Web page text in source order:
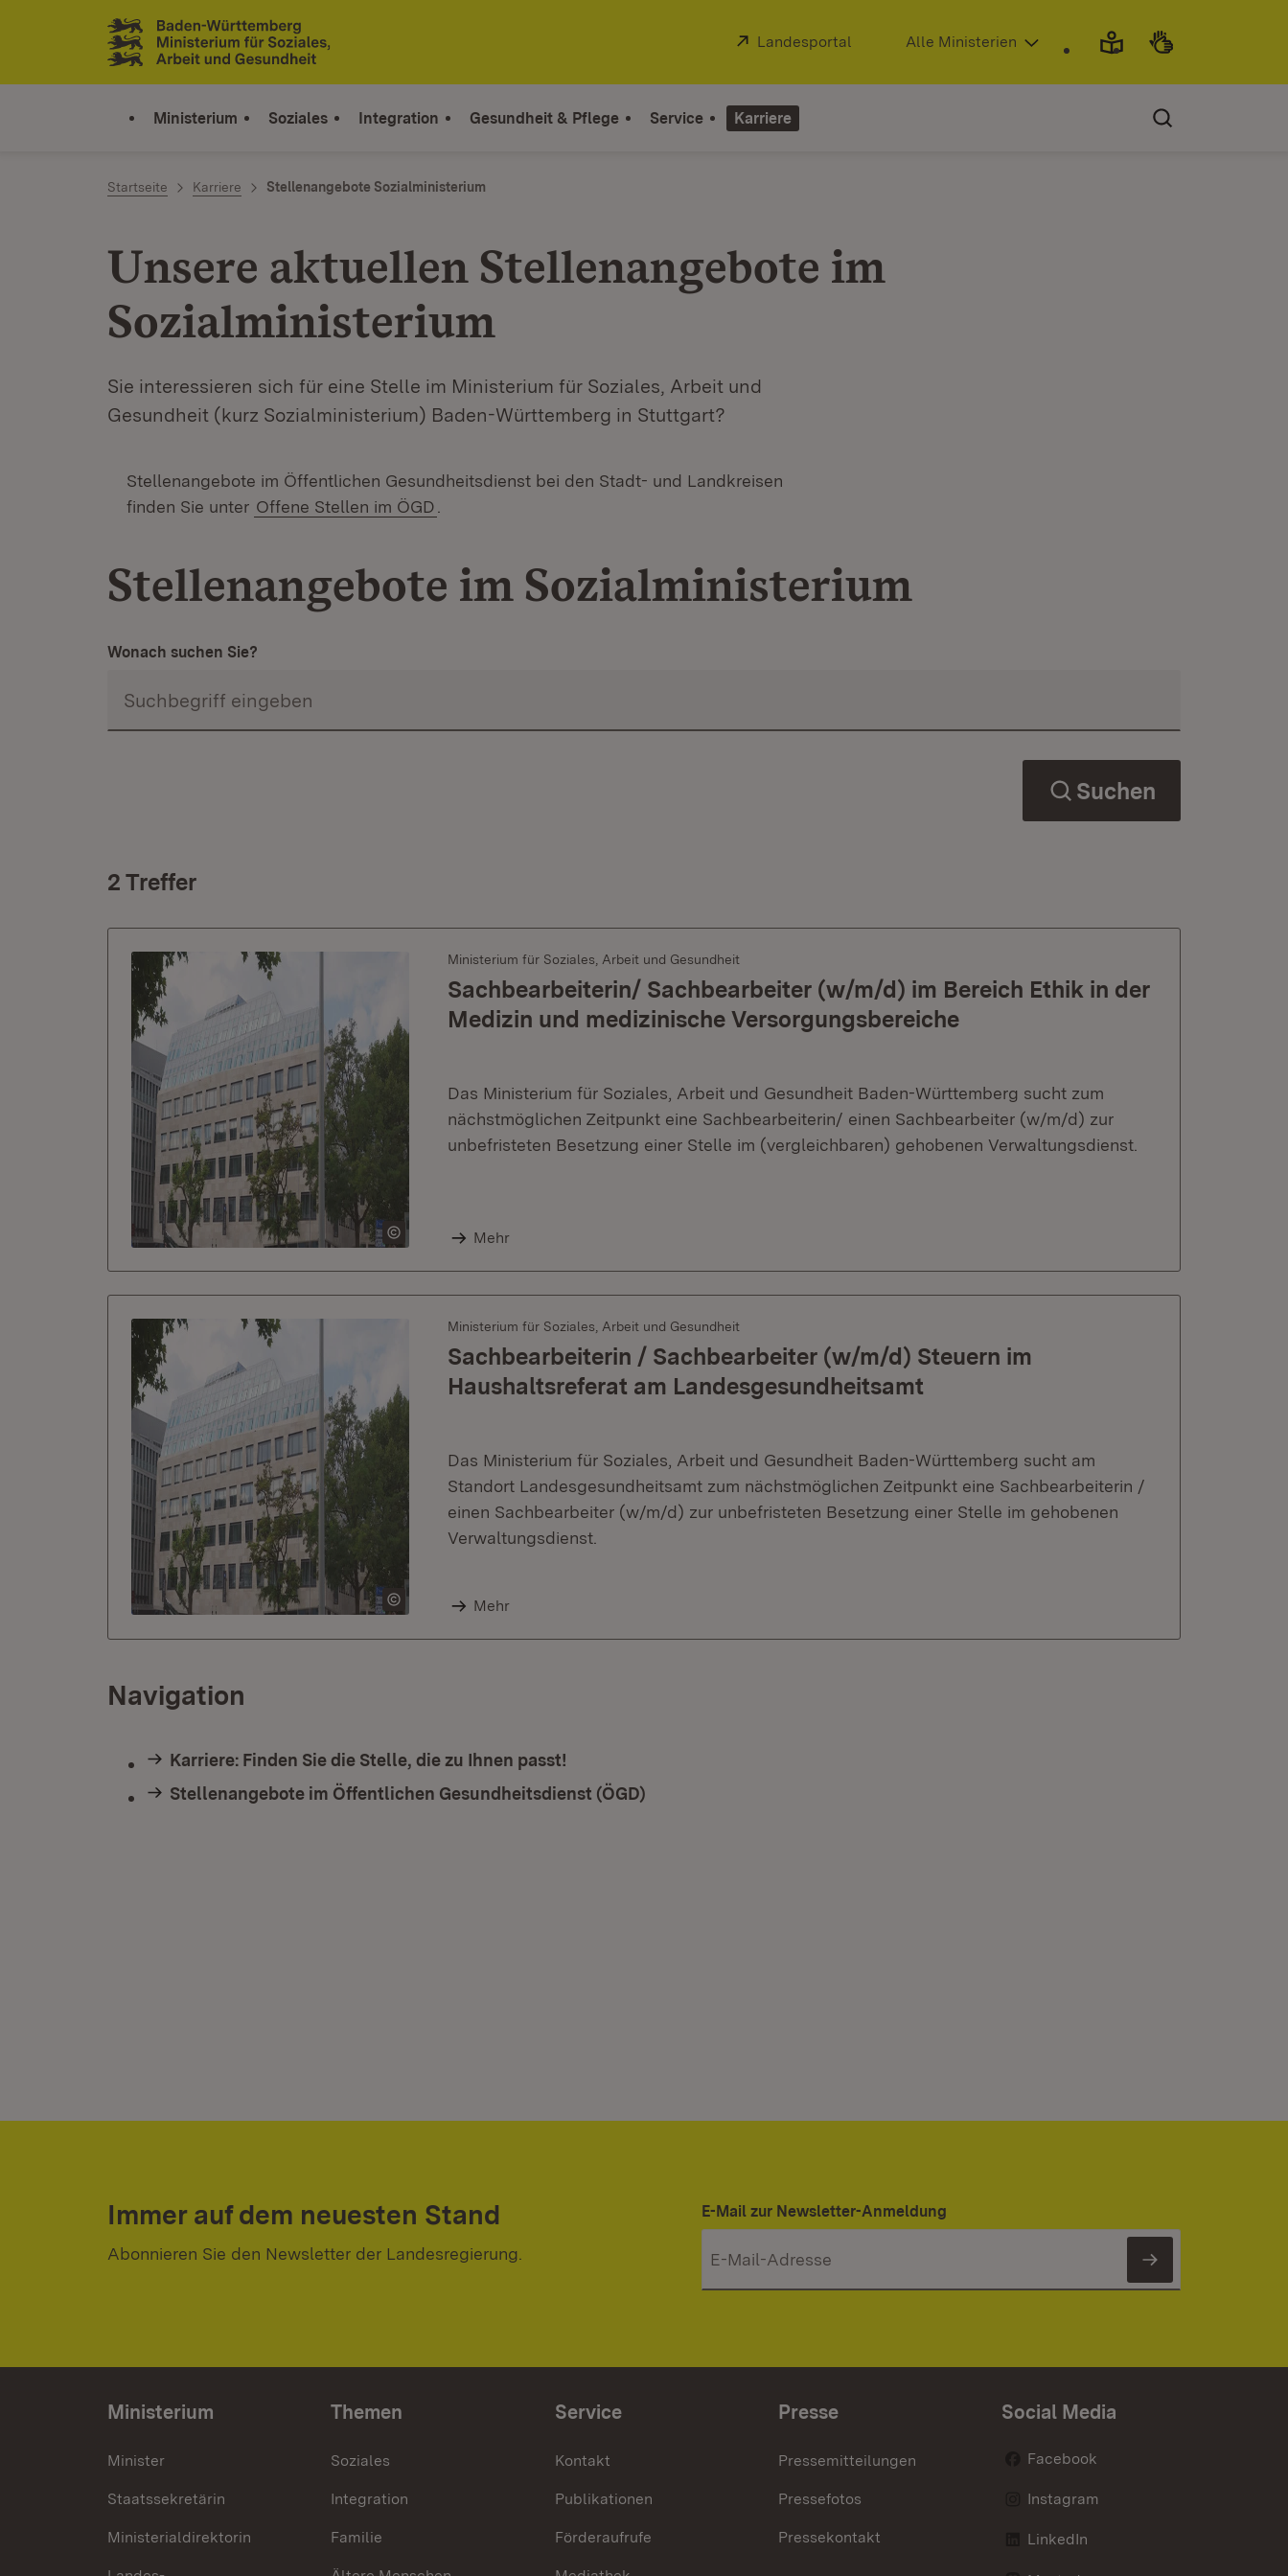
Zum Inhalt springen
Link zur Startseite
Extern:
Landesportal (Öffnet in neuem Fenster)
Alle Ministerien
Ministerium Soziales Integration Gesundheit & Pflege Service Karriere
Startseite Karriere Stellenangebote Sozialministerium
Unsere aktuellen Stellenangebote im
Sozialministerium
Sie interessieren sich für eine Stelle im Ministerium für Soziales, Arbeit und
Gesundheit (kurz Sozialministerium) Baden-Württemberg in Stuttgart?
Stellenangebote im Öffentlichen Gesundheitsdienst bei den Stadt- und Landkreisen
finden Sie unter Offene Stellen im ÖGD
Stellenangebote im Sozialministerium
Wonach suchen Sie?
Suchen
2 Treffer
Ministerium für Soziales, Arbeit und Gesundheit
Sachbearbeiterin/ Sachbearbeiter (w/m/d) im Bereich Ethik in der
Medizin und medizinische Versorgungsbereiche
Das Ministerium für Soziales, Arbeit und Gesundheit Baden-Württemberg sucht zum
nächstmöglichen Zeitpunkt eine Sachbearbeiterin/ einen Sachbearbeiter (w/m/d) zur
unbefristeten Besetzung einer Stelle im (vergleichbaren) gehobenen Verwaltungsdienst.
Mehr
Ministerium für Soziales, Arbeit und Gesundheit
Sachbearbeiterin / Sachbearbeiter (w/m/d) Steuern im
Haushaltsreferat am Landesgesundheitsamt
Das Ministerium für Soziales, Arbeit und Gesundheit Baden-Württemberg sucht am
Standort Landesgesundheitsamt zum nächstmöglichen Zeitpunkt eine Sachbearbeiterin /
einen Sachbearbeiter (w/m/d) zur unbefristeten Besetzung einer Stelle im gehobenen
Verwaltungsdienst.
Mehr
Navigation
Karriere: Finden Sie die Stelle, die zu Ihnen passt!
Stellenangebote im Öffentlichen Gesundheitsdienst (ÖGD)
Immer auf dem neuesten Stand
Abonnieren Sie den Newsletter der Landesregierung.
E-Mail zur Newsletter-Anmeldung
Newsletter
Ministerium
Minister
Staatssekretärin
Ministerialdirektorin
Themen
Soziales
Integration
Familie
Service
Kontakt
Publikationen
Förderaufrufe
Presse
Pressemitteilungen
Pressefotos
Pressekontakt
Social Media
Facebook
Instagram
LinkedIn